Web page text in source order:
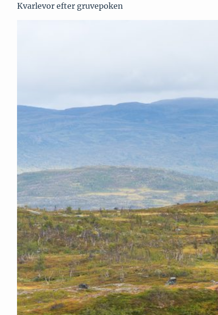
Kvarlevor efter gruvepoken